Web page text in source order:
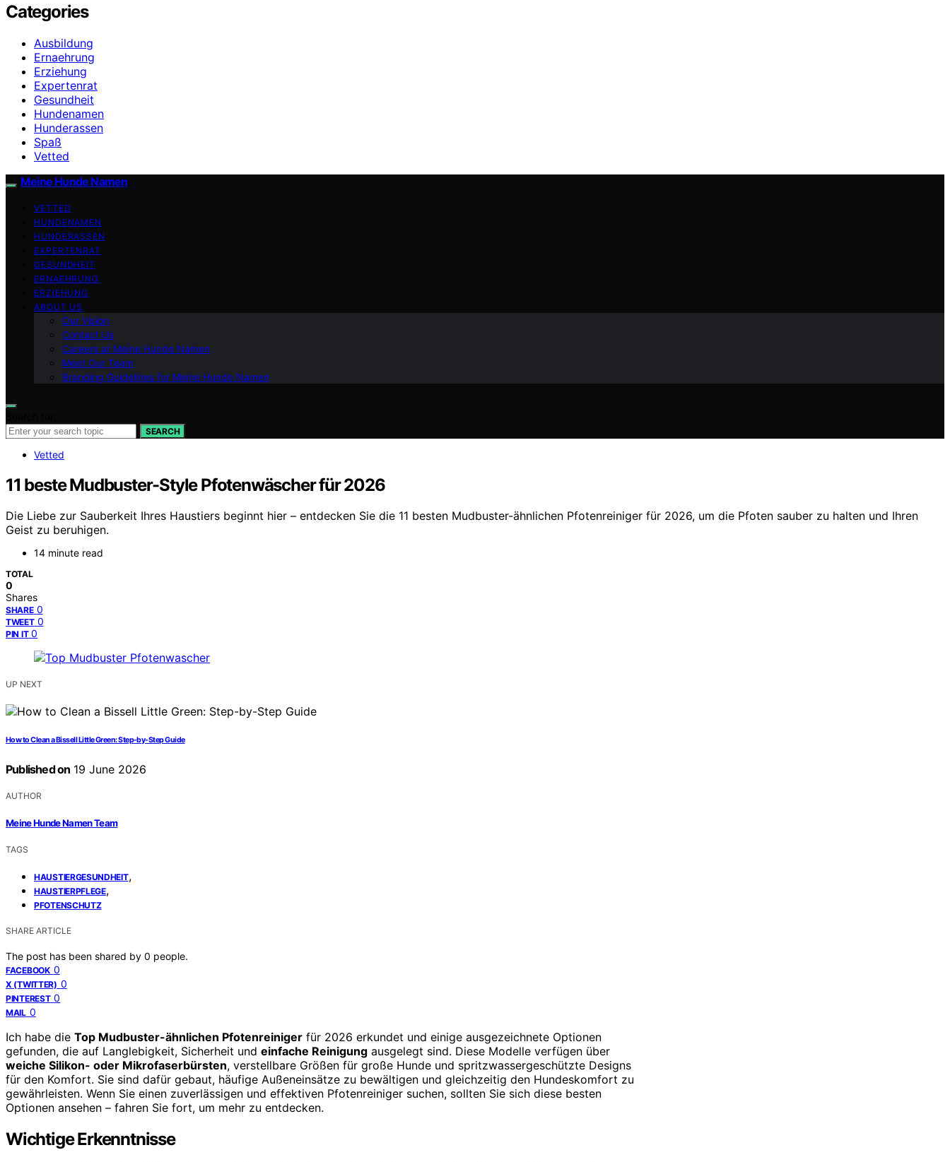
Categories
Ausbildung
Ernaehrung
Erziehung
Expertenrat
Gesundheit
Hundenamen
Hunderassen
Spaß
Vetted
Meine Hunde Namen
VETTED
HUNDENAMEN
HUNDERASSEN
EXPERTENRAT
GESUNDHEIT
ERNAEHRUNG
ERZIEHUNG
ABOUT US
Our Vision
Contact Us
Careers at Meine Hunde Namen
Meet Our Team
Branding Guidelines for Meine Hunde Namen
SEARCH
Vetted
11 beste Mudbuster-Style Pfotenwäscher für 2026
Die Liebe zur Sauberkeit Ihres Haustiers beginnt hier – entdecken Sie die 11 besten Mudbuster-ähnlichen Pfotenreiniger für 2026, um die Pfoten sauber zu halten und Ihren
Geist zu beruhigen.
14 minute read
TOTAL
0
Shares
SHARE 0
TWEET 0
PIN IT 0
UP NEXT
How to Clean a Bissell Little Green: Step-by-Step Guide
Published on 19 June 2026
AUTHOR
Meine Hunde Namen Team
TAGS
HAUSTIERGESUNDHEIT,
HAUSTIERPFLEGE,
PFOTENSCHUTZ
SHARE ARTICLE
The post has been shared by 0 people.
FACEBOOK 0
X (TWITTER) 0
PINTEREST 0
MAIL 0
Ich habe die Top Mudbuster-ähnlichen Pfotenreiniger für 2026 erkundet und einige ausgezeichnete Optionen
gefunden, die auf Langlebigkeit, Sicherheit und einfache Reinigung ausgelegt sind. Diese Modelle verfügen über
weiche Silikon- oder Mikrofaserbürsten, verstellbare Größen für große Hunde und spritzwassergeschützte Designs
für den Komfort. Sie sind dafür gebaut, häufige Außeneinsätze zu bewältigen und gleichzeitig den Hundeskomfort zu
gewährleisten. Wenn Sie einen zuverlässigen und effektiven Pfotenreiniger suchen, sollten Sie sich diese besten
Optionen ansehen – fahren Sie fort, um mehr zu entdecken.
Wichtige Erkenntnisse